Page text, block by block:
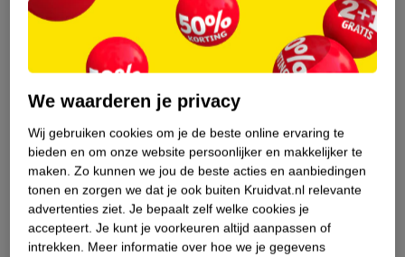
Etiketinformatie
Dit product heeft (nog) geen Nature
Impact Score.
Meer informatie
Bestel & Bezorginformatie
We waarderen je privacy
Wij gebruiken cookies om je de beste online ervaring te
bieden en om onze website persoonlijker en makkelijker te
maken. Zo kunnen we jou de beste acties en aanbiedingen
tonen en zorgen we dat je ook buiten Kruidvat.nl relevante
advertenties ziet. Je bepaalt zelf welke cookies je
accepteert. Je kunt je voorkeuren altijd aanpassen of
intrekken. Meer informatie over hoe we je gegevens